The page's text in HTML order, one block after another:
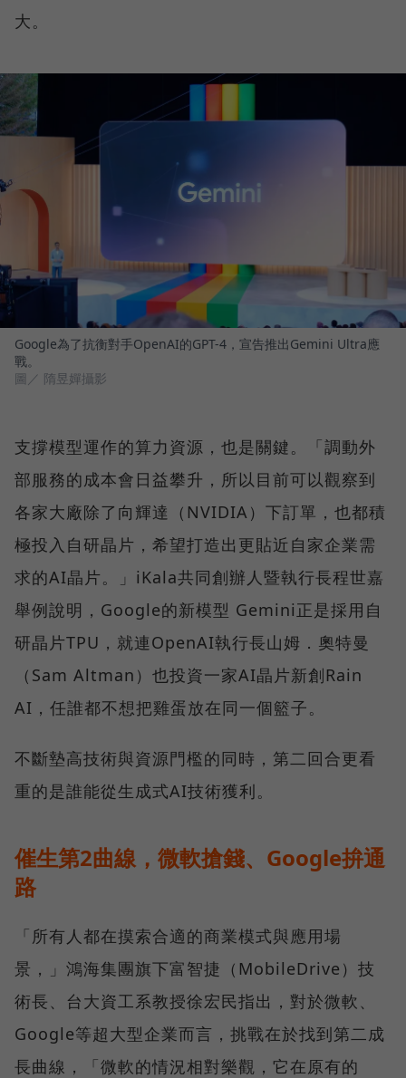
大。
Google為了抗衡對手OpenAI的GPT-4，宣告推出Gemini Ultra應
戰。
圖／ 隋昱嬋攝影
支撐模型運作的算力資源，也是關鍵。「調動外
部服務的成本會日益攀升，所以目前可以觀察到
各家大廠除了向輝達（NVIDIA）下訂單，也都積
極投入自研晶片，希望打造出更貼近自家企業需
求的AI晶片。」iKala共同創辦人暨執行長程世嘉
舉例說明，Google的新模型 Gemini正是採用自
研晶片TPU，就連OpenAI執行長山姆．奧特曼
（Sam Altman）也投資一家AI晶片新創Rain
AI，任誰都不想把雞蛋放在同一個籃子。
不斷墊高技術與資源門檻的同時，第二回合更看
重的是誰能從生成式AI技術獲利。
催生第2曲線，微軟搶錢、Google拚通
路
「所有人都在摸索合適的商業模式與應用場
景，」鴻海集團旗下富智捷（MobileDrive）技
術長、台大資工系教授徐宏民指出，對於微軟、
Google等超大型企業而言，挑戰在於找到第二成
長曲線，「微軟的情況相對樂觀，它在原有的